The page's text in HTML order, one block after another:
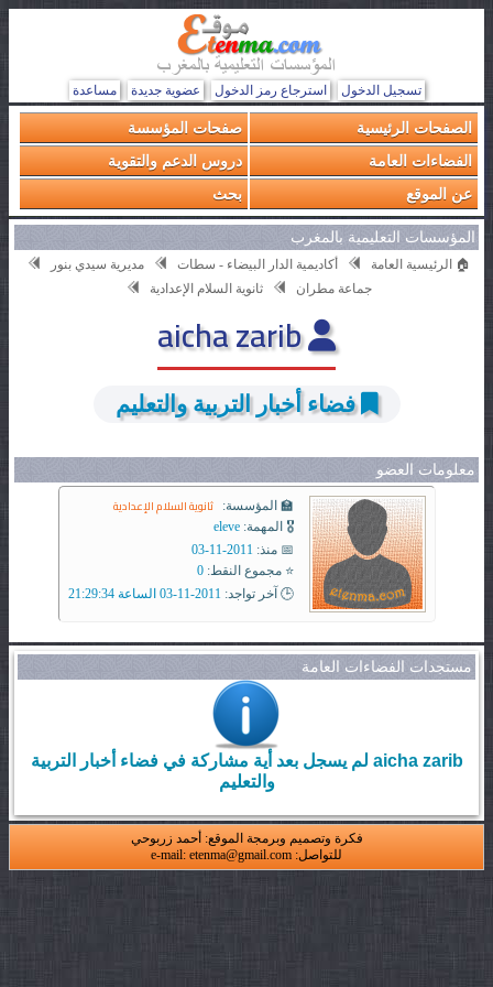
تسجيل الدخول استرجاع رمز الدخول عضوية جديدة مساعدة
الصفحات الرئيسية
صفحات المؤسسة
الفضاءات العامة
دروس الدعم والتقوية
عن الموقع
بحث
المؤسسات التعليمية بالمغرب
🏠 الرئيسية العامة أكاديمية الدار البيضاء - سطات
مديرية سيدي بنور
جماعة مطران
ثانوية السلام الإعدادية
aicha zarib
فضاء أخبار التربية والتعليم
معلومات العضو
🏫 المؤسسة: ثانوية السلام الإعدادية
🎖️ المهمة: eleve
📅 منذ: 2011-11-03
⭐ مجموع النقط: 0
🕒 آخر تواجد: 2011-11-03 الساعة 21:29:34
مستجدات الفضاءات العامة
aicha zarib لم يسجل بعد أية مشاركة في فضاء أخبار التربية
والتعليم
فكرة وتصميم وبرمجة الموقع: أحمد زربوحي
للتواصل: e-mail: etenma@gmail.com